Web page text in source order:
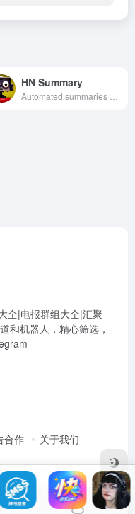
HN Summary
全|电报群组大全|汇聚
和机器人，精心筛选，
合作 关于我们
|电报频道大全|电报群组大